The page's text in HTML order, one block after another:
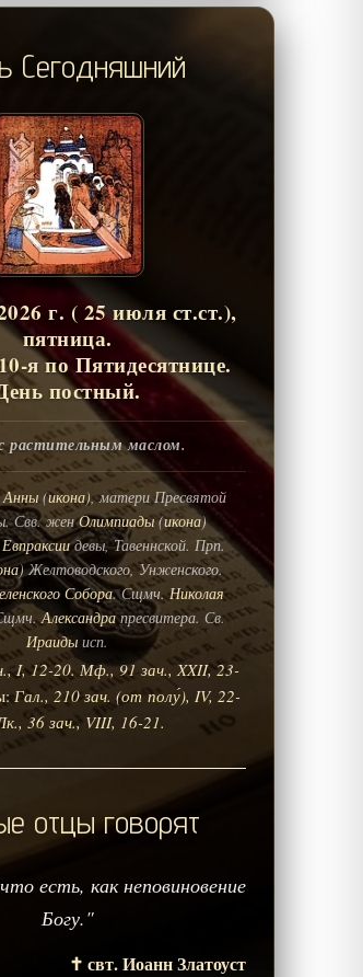
Сегодняшний
г. ( 25 июля ст.ст.),
пятница.
я по Пятидесятнице.
постный.
растительным маслом.
Анны(икона), матери Пресвятой
Свв. женОлимпиады (икона)
Евпраксиидевы, Тавеннской. Прп.
) Желтоводского, Унженского.
Собора. Сщмч.Николая
Александрапресвитера. Св.
Ираиды исп.
I, 12-20. Мф., 91 зач., XXII, 23-
Гал., 210 зач. (от полу́), IV, 22-
36 зач., VIII, 16-21.
отцы говорят
есть, как неповиновение
Богу."
✝️ свт. Иоанн Златоуст